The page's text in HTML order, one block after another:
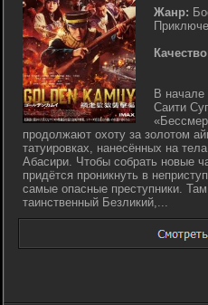
Жанр:
В начале
Саити
продолжают охоту за золотом
татуировках, нанесённых на
Абасири. Чтобы собрать новые
придётся проникнуть в
самые опасные преступники.
таинственный Безликий,...